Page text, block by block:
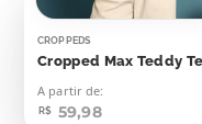
CROPPEDS
A partir de:
R$ 59,98